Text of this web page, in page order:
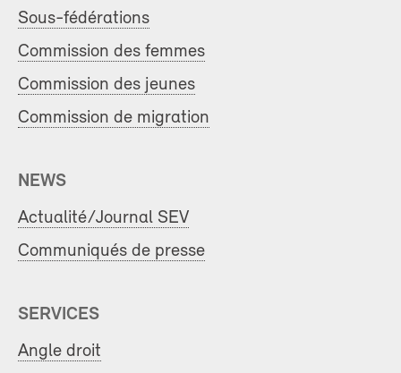
Sous-fédérations
Commission des femmes
Commission des jeunes
Commission de migration
NEWS
Actualité/Journal SEV
Communiqués de presse
SERVICES
Angle droit